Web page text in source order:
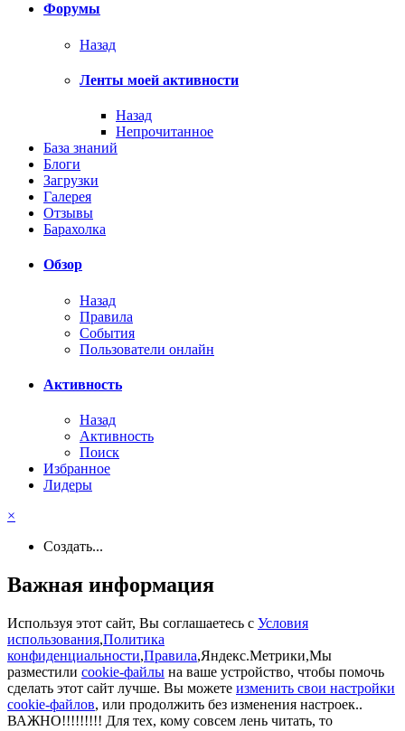
Форумы
Назад
Ленты моей активности
Назад
Непрочитанное
База знаний
Блоги
Загрузки
Галерея
Отзывы
Барахолка
Обзор
Назад
Правила
События
Пользователи онлайн
Активность
Назад
Активность
Поиск
Избранное
Лидеры
×
Создать...
Важная информация
Используя этот сайт, Вы соглашаетесь с Условия
использования,Политика
конфиденциальности,Правила,Яндекс.Метрики,Мы
разместили cookie-файлы на ваше устройство, чтобы помочь
сделать этот сайт лучше. Вы можете изменить свои настройки
cookie-файлов, или продолжить без изменения настроек..
ВАЖНО!!!!!!!!! Для тех, кому совсем лень читать, то